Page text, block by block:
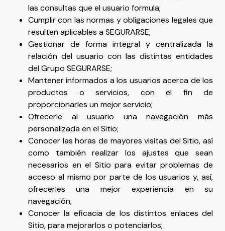
las consultas que el usuario formula;
Cumplir con las normas y obligaciones legales que
resulten aplicables a SEGURARSE;
Gestionar de forma integral y centralizada la
relación del usuario con las distintas entidades
del Grupo SEGURARSE;
Mantener informados a los usuarios acerca de los
productos o servicios, con el fin de
proporcionarles un mejor servicio;
Ofrecerle al usuario una navegación más
personalizada en el Sitio;
Conocer las horas de mayores visitas del Sitio, así
como también realizar los ajustes que sean
necesarios en el Sitio para evitar problemas de
acceso al mismo por parte de los usuarios y, así,
ofrecerles una mejor experiencia en su
navegación;
Conocer la eficacia de los distintos enlaces del
Sitio, para mejorarlos o potenciarlos;